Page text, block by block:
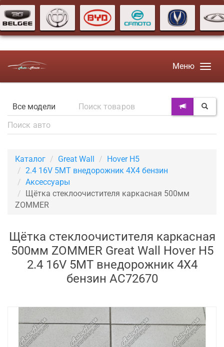
Меню
Каталог Great Wall
Hover H5
2.4 16V 5MT внедорожник 4X4 бензин
Аксессуары
Щётка стеклоочистителя каркасная 500мм
ZOMMER
Щётка стеклоочистителя каркасная
500мм ZOMMER Great Wall Hover H5
2.4 16V 5MT внедорожник 4X4
бензин AC72670